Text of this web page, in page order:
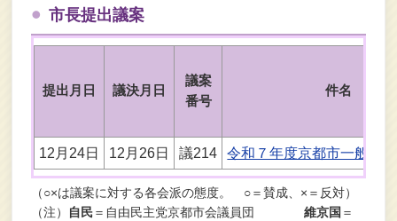
市長提出議案
提出月日 議決月日
議案
番号
件名
12月24日 12月26日 議214 令和７年度京都市一般会
（○×は議案に対する各会派の態度。 ○＝賛成、×＝反対）
（注）
自民＝自由民主党京都市会議員団維京国 ＝